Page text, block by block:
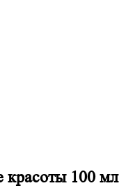
красоты 100 мл